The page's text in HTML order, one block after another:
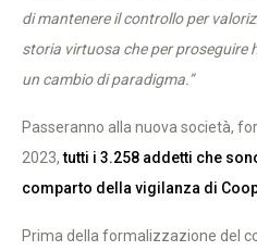
di mantenere il controllo per
storia virtuosa che per proseguire
un cambio di paradigma.”
Passeranno alla nuova società,
2023,tutti i 3.258 addetti che
comparto della vigilanza di
Prima della formalizzazione del